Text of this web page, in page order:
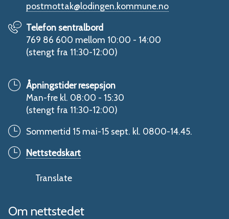
postmottak@lodingen.kommune.no
Telefon sentralbord
769 86 600 mellom 10:00 - 14:00
(stengt fra 11:30-12:00)
Åpningstider resepsjon
Man-fre kl. 08:00 - 15:30
(stengt fra 11:30-12:00)
Sommertid 15 mai-15 sept. kl. 0800-14.45.
Nettstedskart
Translate
Om nettstedet